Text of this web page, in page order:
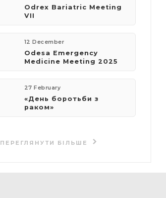
Odrex Bariatric Meeting
VII
12 December
Odesa Emergency
Medicine Meeting 2025
27 February
«День боротьби з
раком»
ПЕРЕГЛЯНУТИ БІЛЬШЕ